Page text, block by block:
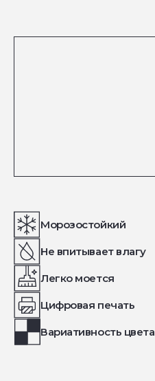
Морозостойкий
Не впитывает влагу
Легко моется
Цифровая печать
Вариативность цвета